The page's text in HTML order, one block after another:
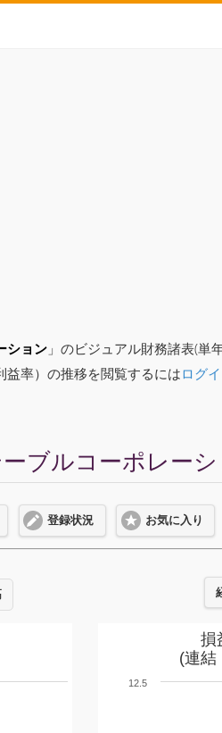
ション 」のビジュアル財務諸表(
率）の推移を閲覧するにはログ
ブルコーポレー
登録状況 お気に入り
損
(連結
12.5